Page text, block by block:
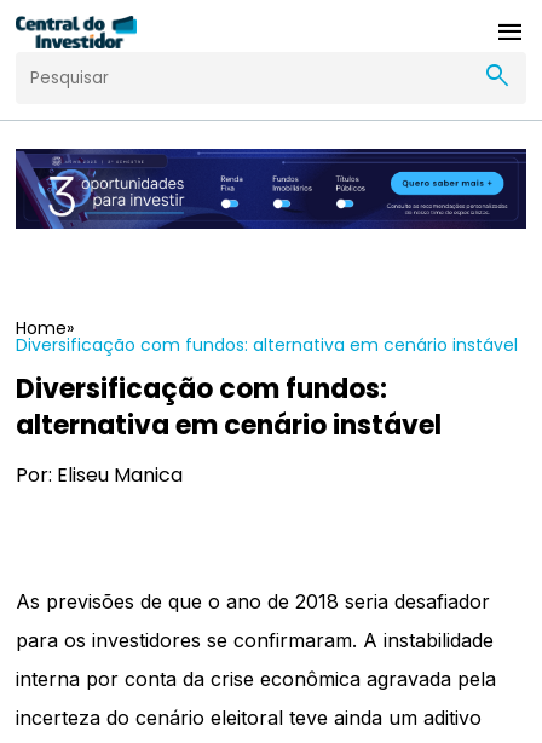
menu
search
Home»
Diversificação com fundos: alternativa em cenário instável
Diversificação com fundos:
alternativa em cenário instável
Por: Eliseu Manica
As previsões de que o ano de 2018 seria desafiador
para os investidores se confirmaram. A instabilidade
interna por conta da crise econômica agravada pela
incerteza do cenário eleitoral teve ainda um aditivo